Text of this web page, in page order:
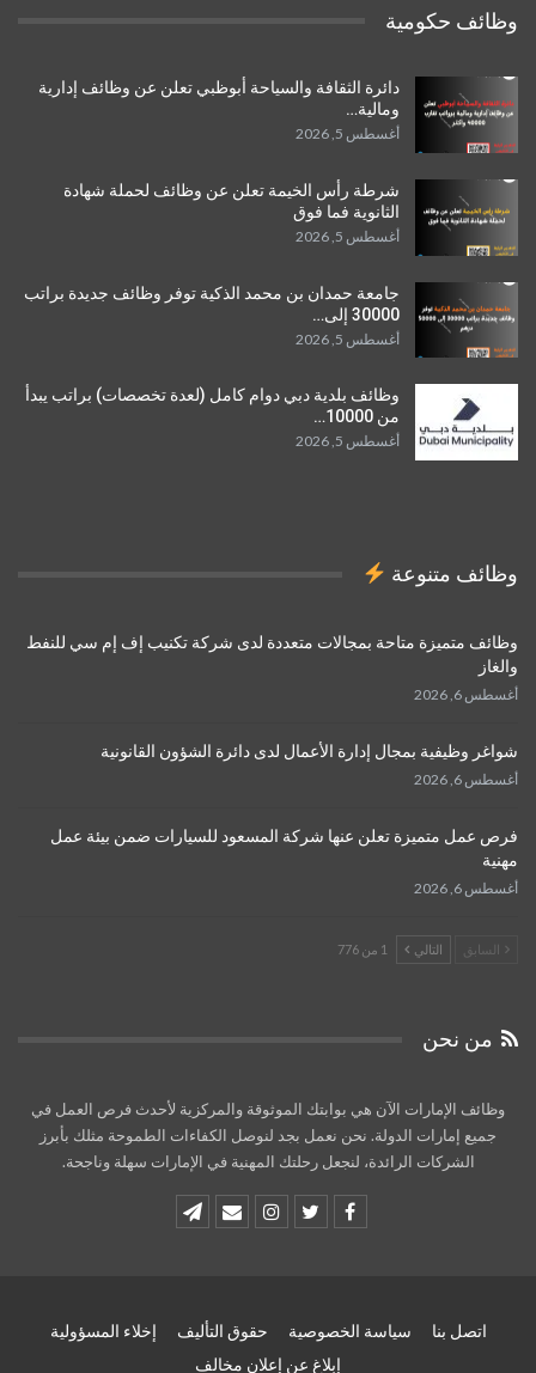
وظائف حكومية
دائرة الثقافة والسياحة أبوظبي تعلن عن وظائف إدارية
ومالية…
أغسطس 5, 2026
شرطة رأس الخيمة تعلن عن وظائف لحملة شهادة
الثانوية فما فوق
أغسطس 5, 2026
جامعة حمدان بن محمد الذكية توفر وظائف جديدة براتب
30000 إلى…
أغسطس 5, 2026
وظائف بلدية دبي دوام كامل (لعدة تخصصات) براتب يبدأ
من 10000…
أغسطس 5, 2026
وظائف متنوعة
وظائف متميزة متاحة بمجالات متعددة لدى شركة تكنيب إف إم سي للنفط
والغاز
أغسطس 6, 2026
شواغر وظيفية بمجال إدارة الأعمال لدى دائرة الشؤون القانونية
أغسطس 6, 2026
فرص عمل متميزة تعلن عنها شركة المسعود للسيارات ضمن بيئة عمل
مهنية
أغسطس 6, 2026
السابق التالي 1 من 776
من نحن
وظائف الإمارات الآن هي بوابتك الموثوقة والمركزية لأحدث فرص العمل في
جميع إمارات الدولة. نحن نعمل بجد لنوصل الكفاءات الطموحة مثلك بأبرز
الشركات الرائدة، لنجعل رحلتك المهنية في الإمارات سهلة وناجحة.
اتصل بنا سياسة الخصوصية حقوق التأليف
إخلاء المسؤولية
إبلاغ عن إعلان مخالف